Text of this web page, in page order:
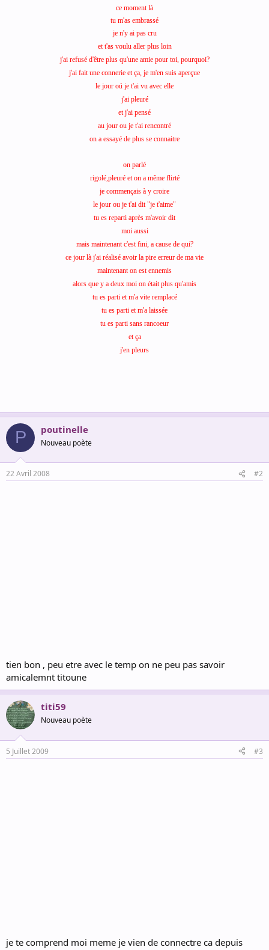
ce moment là
tu m'as embrassé
je n'y ai pas cru
et t'as voulu aller plus loin
j'ai refusé d'être plus qu'une amie pour toi, pourquoi?
j'ai fait une connerie et ça, je m'en suis aperçue
le jour oú je t'ai vu avec elle
j'ai pleuré
et j'ai pensé
au jour ou je t'ai rencontré
on a essayé de plus se connaitre
on parlé
rigolé,pleuré et on a même flirté
je commençais à y croire
le jour ou je t'ai dit "je t'aime"
tu es reparti après m'avoir dit
moi aussi
mais maintenant c'est fini, a cause de qui?
ce jour là j'ai réalisé avoir la pire erreur de ma vie
maintenant on est ennemis
alors que y a deux moi on était plus qu'amis
tu es parti et m'a vite remplacé
tu es parti et m'a laissée
tu es parti sans rancoeur
et ça
j'en pleurs
P poutinelle
Nouveau poète
22 Avril 2008 #2
tien bon , peu etre avec le temp on ne peu pas savoir
amicalemnt titoune
titi59
Nouveau poète
5 Juillet 2009 #3
je te comprend moi meme je vien de connectre ca depuis